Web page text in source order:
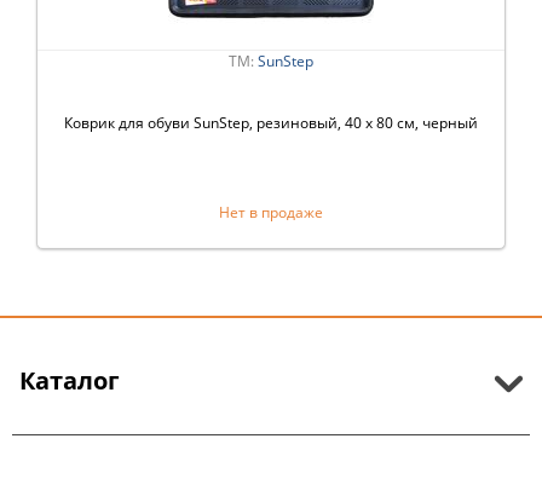
ТМ: SunStep
Коврик для обуви SunStep, резиновый, 40 x 80 см, черный
Нет в продаже
Каталог